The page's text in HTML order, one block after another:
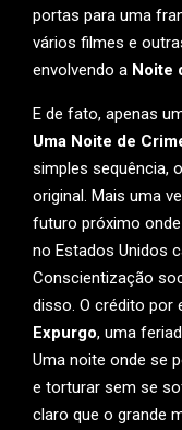
portas para uma
vários filmes e
envolvendo a Noite
E de fato, apenas
Uma Noite de
simples sequência,
original. Mais uma
futuro próximo
no Estados Unidos
Conscientização
disso. O crédito por
Expurgo, uma
Uma noite onde se
e torturar sem se
claro que o grande